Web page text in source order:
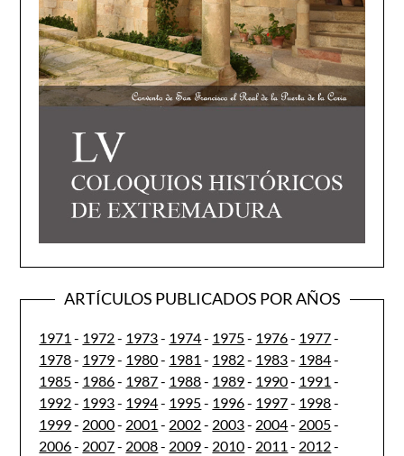
ARTÍCULOS PUBLICADOS POR AÑOS
1971 - 1972- 1973- 1974- 1975- 1976- 1977-
1978- 1979- 1980- 1981 - 1982- 1983- 1984-
1985- 1986- 1987- 1988- 1989- 1990- 1991 -
1992- 1993- 1994- 1995- 1996- 1997- 1998-
1999- 2000- 2001 - 2002- 2003- 2004- 2005-
2006- 2007- 2008- 2009- 2010- 2011 - 2012-